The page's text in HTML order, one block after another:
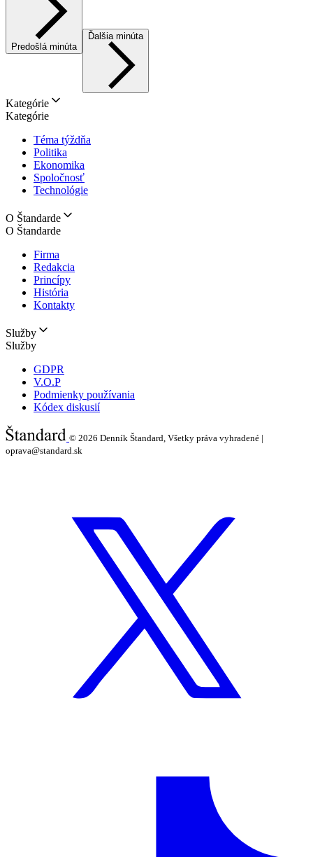
Predošlá minúta
Ďalšia minúta
Kategórie
Kategórie
Téma týždňa
Politika
Ekonomika
Spoločnosť
Technológie
O Štandarde
O Štandarde
Firma
Redakcia
Princípy
História
Kontakty
Služby
Služby
GDPR
V.O.P
Podmienky používania
Kódex diskusií
© 2026 Denník Štandard, Všetky práva vyhradené |
oprava@standard.sk